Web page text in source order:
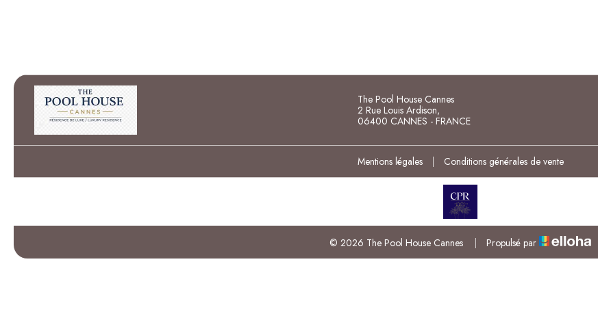
The Pool House Cannes
2 Rue Louis Ardison,
06400 CANNES - FRANCE
Mentions légales | Conditions générales de vente
© 2026 The Pool House Cannes | Propulsé par